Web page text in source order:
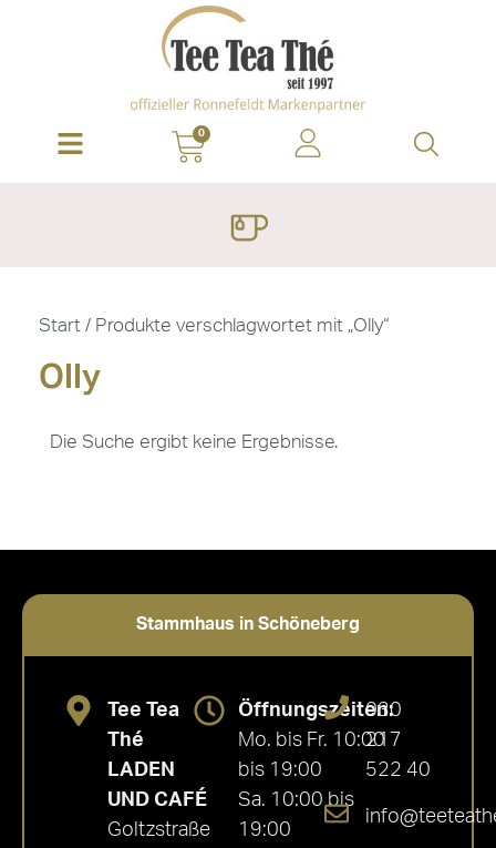
0
Start / Produkte verschlagwortet mit „Olly“
Olly
Die Suche ergibt keine Ergebnisse.
Stammhaus in Schöneberg
Tee Tea
Thé
LADEN
UND CAFÉ
Goltzstraße
Öffnungszeiten:
Mo. bis Fr. 10:00
bis 19:00
Sa. 10:00 bis
19:00
030
217
522 40